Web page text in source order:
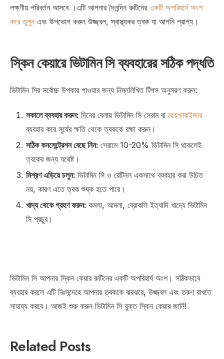
লক্ষণীয় পরিবর্তন আসবে ।এটি আপনার দৈনন্দিন রুটিনের একটি অপরিহার্য অংশ
করে তুলুন এবং উপভোগ করুন উজ্জ্বল, স্বাস্থ্যকর ত্বক যা আপনি প্রাপ্য।
স্কিন কেয়ারে ভিটামিন সি ব্যবহারের সঠিক পদ্ধতি
ভিটামিন সির সর্বোচ্চ উপকার পাওয়ার জন্য নিম্নলিখিত টিপস অনুসরণ করুন:
সকালে ব্যবহার করুন: দিনের বেলায় ভিটামিন সি সেরাম বা ময়েশ্চারাইজার
ব্যবহার করে সূর্যের ক্ষতি থেকে ত্বককে রক্ষা করুন।
সঠিক কনসেন্ট্রেশন বেছে নিন: সেরামে 10-20% ভিটামিন সি থাকলেই
ত্বকের জন্য যথেষ্ট।
মিশ্রণ এড়িয়ে চলুন: ভিটামিন সি ও রেটিনল একসাথে ব্যবহার করা উচিত
নয়, কারণ এতে ত্বক শুষ্ক হতে পারে।
খাদ্য থেকে গ্রহণ করুন: কমলা, আমলা, ব্রোকলি ইত্যাদি খাদ্যে ভিটামিন
সি প্রচুর।
ভিটামিন সি আপনার স্কিন কেয়ার রুটিনের একটি অপরিহার্য অংশ। সঠিকভাবে
ব্যবহার করলে এটি নিঃসন্দেহে আপনার ত্বককে ঝরঝরে, উজ্জ্বল এবং তরুণ রাখতে
সাহায্য করবে। আজই শুরু করুন ভিটামিন সি যুক্ত স্কিন কেয়ার জার্নি!
Related Posts